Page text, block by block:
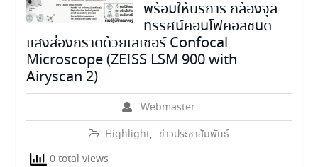
พร้อมให้บริการ กล้องจุล
ทรรศน์คอนโฟคอลชนิด
แสงส่องกราดด้วยเลเซอร์ Confocal
Microscope (ZEISS LSM 900 with
Airyscan 2)
Webmaster
Highlight, ข่าวประชาสัมพันธ์
0 total views